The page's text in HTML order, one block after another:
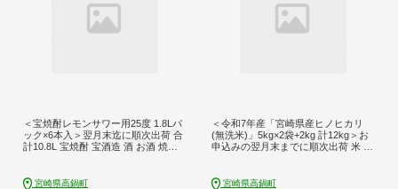
＜宝焼酎レモンサワー用25度 1.8Lパ
ック×6本入＞翌月末迄に順次出荷 合
計10.8L 宝焼酎 宝酒造 酒 お酒 焼酎
宮崎県高鍋町
＜令和7年産「宮崎県産ヒノヒカリ
(無洗米)」5kg×2袋+2kg 計12kg＞お
申込みの翌月末までに順次出荷 米 ヒ
宮崎県高鍋町